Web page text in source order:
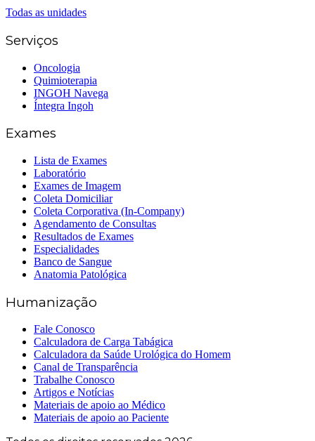
Todas as unidades
Serviços
Oncologia
Quimioterapia
INGOH Navega
Íntegra Ingoh
Exames
Lista de Exames
Laboratório
Exames de Imagem
Coleta Domiciliar
Coleta Corporativa (In-Company)
Agendamento de Consultas
Resultados de Exames
Especialidades
Banco de Sangue
Anatomia Patológica
Humanização
Fale Conosco
Calculadora de Carga Tabágica
Calculadora da Saúde Urológica do Homem
Canal de Transparência
Trabalhe Conosco
Artigos e Notícias
Materiais de apoio ao Médico
Materiais de apoio ao Paciente